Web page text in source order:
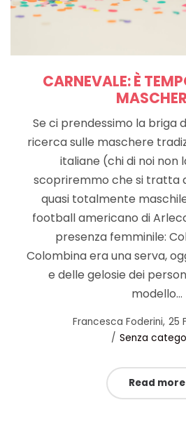
CARNEVALE: È
Se ci prendessimo la briga
ricerca sulle maschere
italiane (chi di noi non
scopriremmo che si tratta
quasi totalmente
football americano di
presenza femminile:
Colombina era una serva,
e delle gelosie dei
modello…
byFrancesca Foderini
on
25
Posted
Senza
Read more